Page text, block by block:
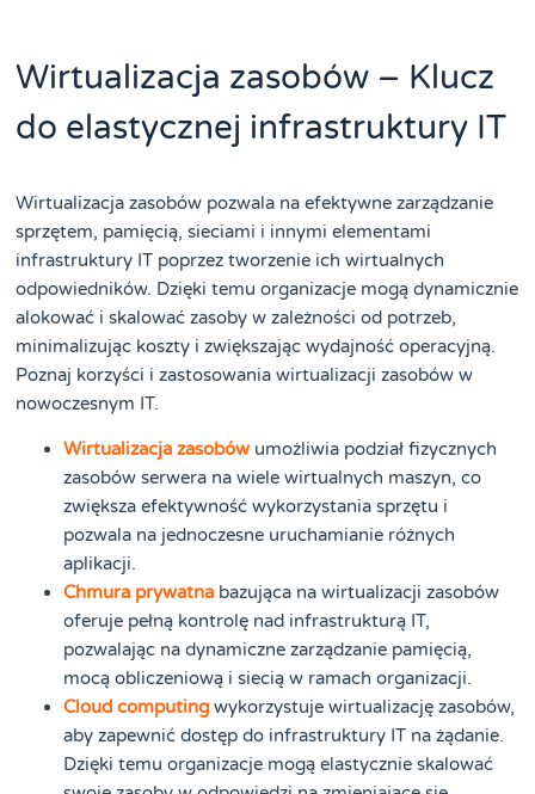
Wirtualizacja zasobów – Klucz
do elastycznej infrastruktury IT
Wirtualizacja zasobów pozwala na efektywne zarządzanie
sprzętem, pamięcią, sieciami i innymi elementami
infrastruktury IT poprzez tworzenie ich wirtualnych
odpowiedników. Dzięki temu organizacje mogą dynamicznie
alokować i skalować zasoby w zależności od potrzeb,
minimalizując koszty i zwiększając wydajność operacyjną.
Poznaj korzyści i zastosowania wirtualizacji zasobów w
nowoczesnym IT.
Wirtualizacja zasobów umożliwia podział fizycznych
zasobów serwera na wiele wirtualnych maszyn, co
zwiększa efektywność wykorzystania sprzętu i
pozwala na jednoczesne uruchamianie różnych
aplikacji.
Chmura prywatna bazująca na wirtualizacji zasobów
oferuje pełną kontrolę nad infrastrukturą IT,
pozwalając na dynamiczne zarządzanie pamięcią,
mocą obliczeniową i siecią w ramach organizacji.
Cloud computing wykorzystuje wirtualizację zasobów,
aby zapewnić dostęp do infrastruktury IT na żądanie.
Dzięki temu organizacje mogą elastycznie skalować